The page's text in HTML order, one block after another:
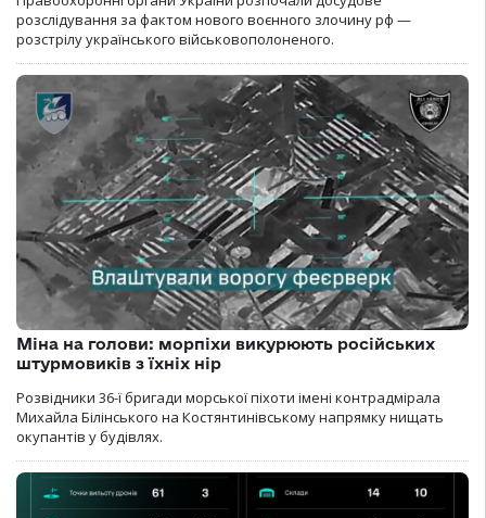
розслідування за фактом нового воєнного злочину рф —
розстрілу українського військовополоненого.
Міна на голови: морпіхи викурюють російських
штурмовиків з їхніх нір
Розвідники 36-ї бригади морської піхоти імені контрадмірала
Михайла Білінського на Костянтинівському напрямку нищать
окупантів у будівлях.